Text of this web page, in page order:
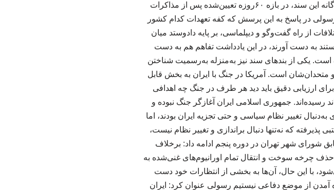
از این رو معتقدم ایران و آمریکا برای اجرایی‌کردن مفاد چهارده‌گانه این سند، در بازه ۶۰روزه تعیین‌شده پس از مذاکرات
در پاسخ به این پرسش که کفه تعهدات کدام کشور
از راه گفت‌وگو و دیپلماسی، بر پایه دادوستد میان
به دست آورند، در این یادداشت تفاهم هم به دست
یکی از بندهای سند نیز به‌منزله به‌رسمیت شناختن
است. آمریکا در جنگ با ایران به بخش قابل
ارزیابی دقیق باید دید هر طرف در جنگ چه اهدافی
رسیده‌اند. جمهوری اسلامی ایران آغازگر جنگ نبوده و
به‌دنبال تغییر نظام سیاسی و حتی تجزیه ایران بودند، اما
که نه‌تنها دنبال براندازی و تغییر نظام نیست،
شهر تهران در دوره پنجم ادامه داد: برخلاف
حذف چرخه سوخت و انتقال تمام اورانیوم‌های غنی‌شده به
با این حال، آن‌ها به بخشی از انتظارات خود دست
آمدن از موضع دفاعی نیستیم رسولی عنوان کرد: ایران